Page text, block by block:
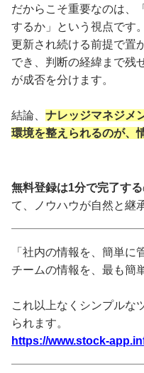
だからこそ重要なのは、
するか」という視点です
更新され続ける前提で置
でき、判断の経緯まで残
が成否を分けます。
結論、 ナレッジマネジメ
環境を整えられるのが、
無料登録は1分で完了する
て、ノウハウが自然と継
「社内の情報を、簡単に
チームの情報を、最も簡
これ以上なくシンプルな
られます。
https://www.stock-